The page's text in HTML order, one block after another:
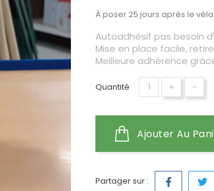
À poser 25 jours après le
Autoadhésif pas besoin
Mise en place facile,
Meilleure adhérence
Quantité + -
Ajouter Au
Partager sur :